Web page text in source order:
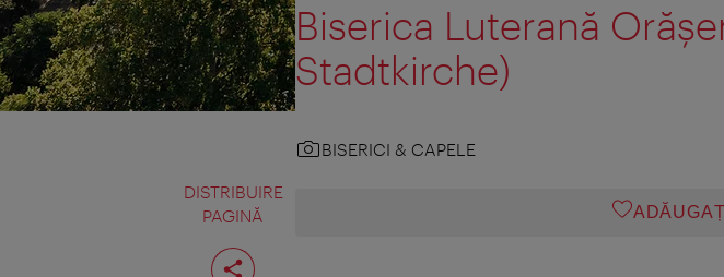
DISTRIBUIRE
PAGINĂ
Distribuiţi
pagina
Biserica Luterană
Stadtkirche)
BISERICI & CAPELE